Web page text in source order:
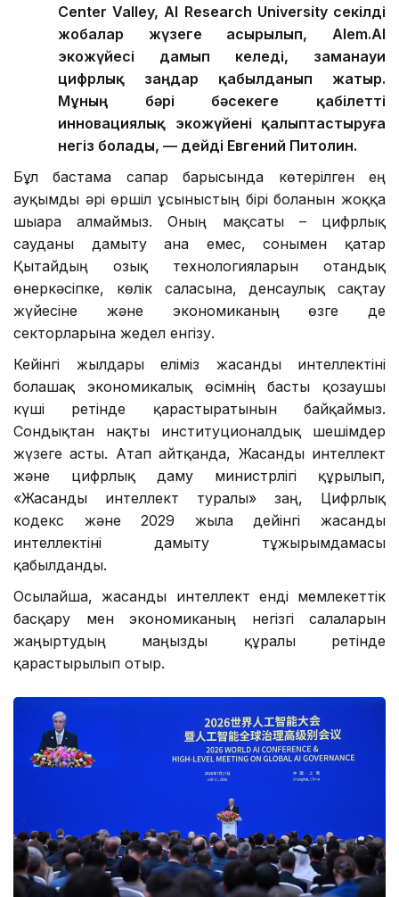
Center Valley, AI Research University секілді
жобалар жүзеге асырылып, Alem.AI
экожүйесі дамып келеді, заманауи
цифрлық заңдар қабылданып жатыр.
Мұның бәрі бәсекеге қабілетті
инновациялық экожүйені қалыптастыруға
негіз болады, — дейді Евгений Питолин.
Бұл бастама сапар барысында көтерілген ең
ауқымды әрі өршіл ұсыныстың бірі болғанын жоққа
шығара алмаймыз. Оның мақсаты – цифрлық
сауданы дамыту ғана емес, сонымен қатар
Қытайдың озық технологияларын отандық
өнеркәсіпке, көлік саласына, денсаулық сақтау
жүйесіне және экономиканың өзге де
секторларына жедел енгізу.
Кейінгі жылдары еліміз жасанды интеллектіні
болашақ экономикалық өсімнің басты қозғаушы
күші ретінде қарастыратынын байқаймыз.
Сондықтан нақты институционалдық шешімдер
жүзеге асты. Атап айтқанда, Жасанды интеллект
және цифрлық даму министрлігі құрылып,
«Жасанды интеллект туралы» заң, Цифрлық
кодекс және 2029 жылға дейінгі жасанды
интеллектіні дамыту тұжырымдамасы
қабылданды.
Осылайша, жасанды интеллект енді мемлекеттік
басқару мен экономиканың негізгі салаларын
жаңғыртудың маңызды құралы ретінде
қарастырылып отыр.